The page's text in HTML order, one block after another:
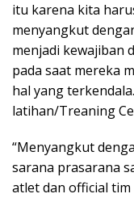
itu karena kita
menyangkut
menjadi kewajiban
pada saat mereka
hal yang
latihan/Treaning
“Menyangkut
sarana prasarana
atlet dan official